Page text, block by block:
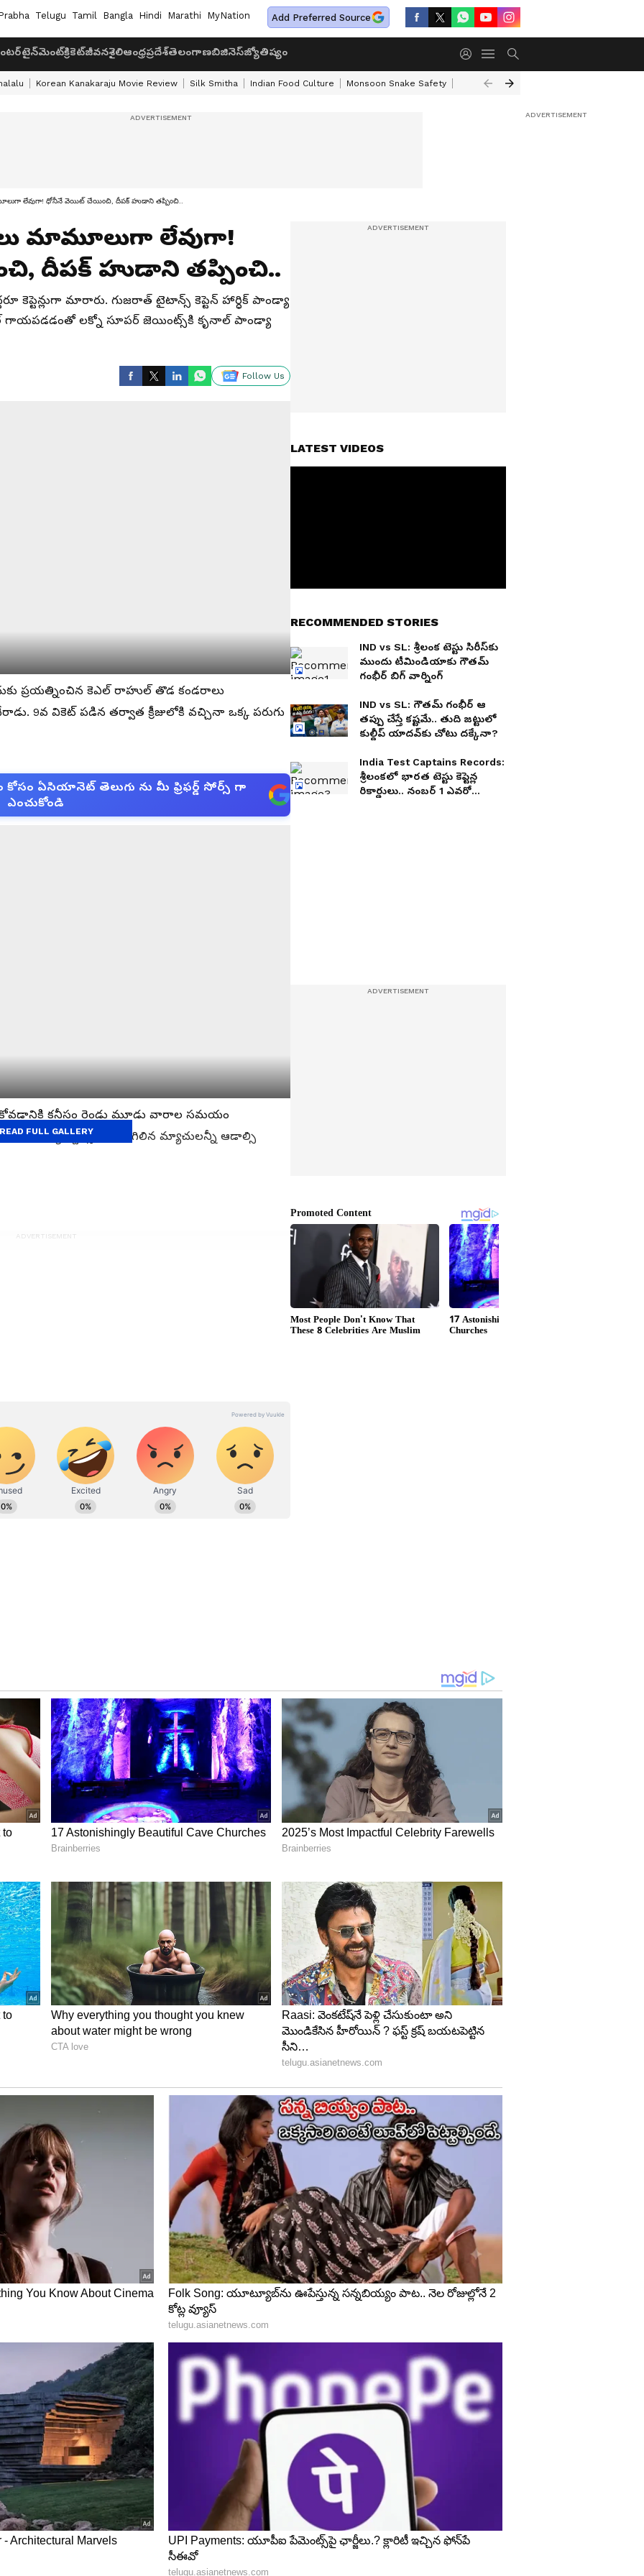
Telugu Tamil Bangla Hindi Marathi MyNation Add Preferred Source
క్రికెట్జీవనశైలిఆంధ్రప్రదేశ్తెలంగాణబిజినెస్జ్యోతిష్యం
Korean Kanakaraju Movie Review Silk Smitha Indian Food Culture Monsoon Snake Safety Akkineni Nageswara Rao
లేవుగా! ధోనీనే వెయిట్ చేయించి, దీపక్ హుడాని తప్పించి..
మామూలుగా లేవుగా!
దీపక్ హుడాని తప్పించి..
కెప్టెన్లుగా మారారు. గుజరాత్ టైటాన్స్ కెప్టెన్ హార్ధిక్ పాండ్యా
లక్నో సూపర్ జెయింట్స్‌కి కృనాల్ పాండ్యా
Follow Us
ప్రయత్నించిన కెఎల్ రాహుల్ తొడ కండరాలు
9వ వికెట్ పడిన తర్వాత క్రీజులోకి వచ్చినా ఒక్క పరుగు
ఏసియానెట్ తెలుగు ను మీ ఫ్రిఫర్డ్ సోర్స్ గా
ఎంచుకోండి
కనీసం రెండు మూడు వారాల సమయం
పాండ్యా కెప్టెన్సీలోనే మిగిలిన మ్యాచులన్నీ ఆడాల్సి
కృనాల్ పాండ్యా, చెన్నై సూపర్ కింగ్స్‌తో మ్యాచ్‌లో ధోనీని
కాస్త ఆలస్యమైంది. ధోనీతో పాటు రిఫరీ మైదానంలోకి
వచ్చాడు..
FULL GALLERY
LATEST VIDEOS
RECOMMENDED STORIES
IND vs SL: శ్రీలంక టెస్టు సిరీస్‌కు
ముందు టీమిండియాకు గౌతమ్
గంభీర్ బిగ్ వార్నింగ్
IND vs SL: గౌతమ్ గంభీర్ ఆ
తప్పు చేస్తే కష్టమే.. తుది జట్టులో
కుల్దీప్ యాదవ్‌కు చోటు దక్కేనా?
India Test Captains Records:
శ్రీలంకలో భారత టెస్టు కెప్టెన్ల
రికార్డులు.. నంబర్ 1 ఎవరో